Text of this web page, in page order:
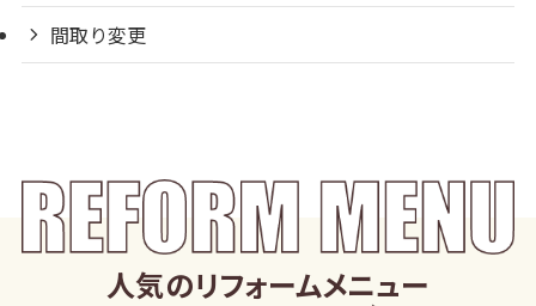
間取り変更
人気のリフォームメニュー